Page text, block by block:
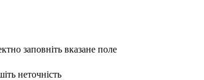
заповніть вказане поле
неточність